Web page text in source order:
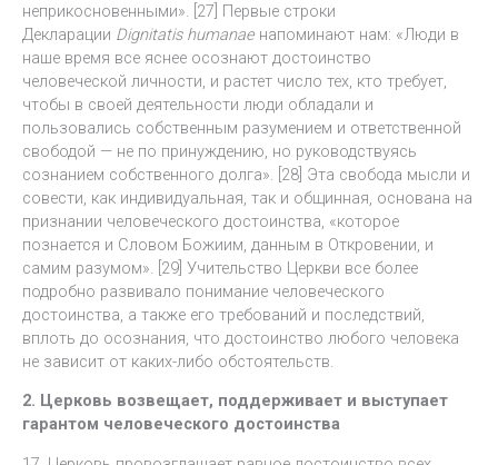
неприкосновенными». [27] Первые строки
Декларации Dignitatis humanae напоминают нам: «Люди в
наше время все яснее осознают достоинство
человеческой личности, и растет число тех, кто требует,
чтобы в своей деятельности люди обладали и
пользовались собственным разумением и ответственной
свободой — не по принуждению, но руководствуясь
сознанием собственного долга». [28] Эта свобода мысли и
совести, как индивидуальная, так и общинная, основана на
признании человеческого достоинства, «которое
познается и Словом Божиим, данным в Откровении, и
самим разумом». [29] Учительство Церкви все более
подробно развивало понимание человеческого
достоинства, а также его требований и последствий,
вплоть до осознания, что достоинство любого человека
не зависит от каких-либо обстоятельств.
2. Церковь возвещает, поддерживает и выступает
гарантом человеческого достоинства